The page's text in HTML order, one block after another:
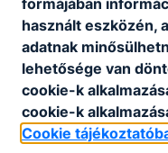
használt eszközén,
adatnak
lehetősége van
cookie-k
cookie-k
Cookie